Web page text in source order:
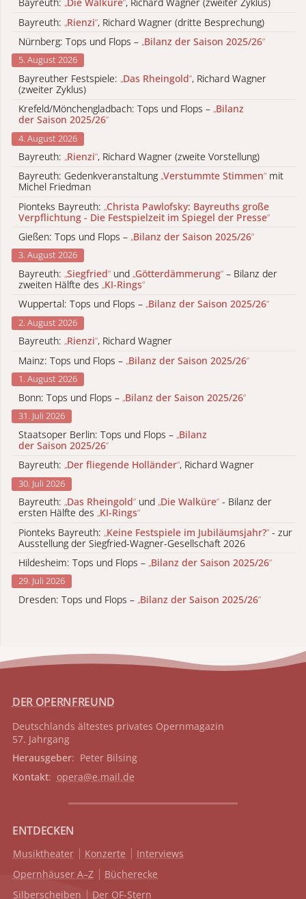
Bayreuth: „Die Walküre“, Richard Wagner (zweiter Zyklus)
Bayreuth: „Rienzi“, Richard Wagner (dritte Besprechung)
Nürnberg: Tops und Flops – „Bilanz der Saison 2025/26“
5. August 2026
Bayreuther Festspiele: „Das Rheingold“, Richard Wagner
(zweiter Zyklus)
Krefeld/Mönchengladbach: Tops und Flops – „Bilanz
der Saison 2025/26“
4. August 2026
Bayreuth: „Rienzi“, Richard Wagner (zweite Vorstellung)
Bayreuth: Gedenkveranstaltung „Verstummte Stimmen“ mit
Michel Friedman
Pionteks Bayreuth: „Christa Pawlofsky: Bayreuths große
Verpflichtung - Die Festspielzeit im Spiegel der Presse“
Gießen: Tops und Flops – „Bilanz der Saison 2025/26“
3. August 2026
Bayreuth: „Siegfried“ und „Götterdämmerung“ – Bilanz der
zweiten Hälfte des „KI-Rings“
Wuppertal: Tops und Flops – „Bilanz der Saison 2025/26“
2. August 2026
Bayreuth: „Rienzi“, Richard Wagner
Mainz: Tops und Flops – „Bilanz der Saison 2025/26“
1. August 2026
Bonn: Tops und Flops – „Bilanz der Saison 2025/26“
31. Juli 2026
Staatsoper Berlin: Tops und Flops – „Bilanz
der Saison 2025/26“
Bayreuth: „Der fliegende Holländer“, Richard Wagner
30. Juli 2026
Bayreuth: „Das Rheingold“ und „Die Walküre“ - Bilanz der
ersten Hälfte des „KI-Rings“
Pionteks Bayreuth: „Keine Festspiele im Jubiläumsjahr?“ - zur
Ausstellung der Siegfried-Wagner-Gesellschaft 2026
Hildesheim: Tops und Flops – „Bilanz der Saison 2025/26“
29. Juli 2026
Dresden: Tops und Flops – „Bilanz der Saison 2025/26“
DER OPERNFREUND
Deutschlands ältestes privates Opernmagazin
57. Jahrgang
Herausgeber: Peter Bilsing
Kontakt: opera@e.mail.de
ENTDECKEN
Musiktheater Konzerte
Interviews
Opernhäuser A–Z
Bücherecke
Silberscheiben
Der OF-Stern